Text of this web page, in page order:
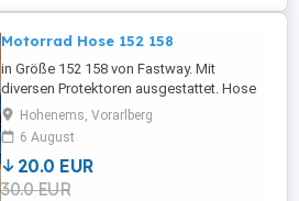
Motorrad Hose 152 158
in Größe 152 158 von Fastway. Mit
diversen Protektoren ausgestattet. Hose
in der Länge verstellbar. Neuwertig; nur 2x
getragen. NP 160EUR
Hohenems, Vorarlberg
6 August
20.0 EUR
30.0 EUR